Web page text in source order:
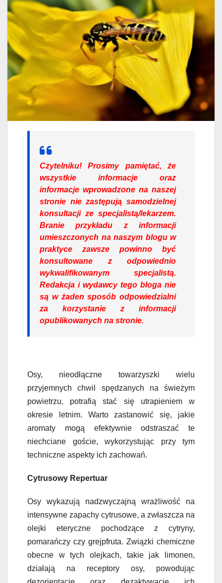
Czytelniku! Prosimy pamiętać, że
wszystkie informacje oraz
informacje wprowadzone na naszej
stronie nie zastępują samodzielnej
konsultacji ze specjalistą/lekarzem.
Branie przykładu z informacji
umieszczonych na naszym blogu w
praktyce zawsze powinno być
konsultowane z odpowiednio
wykwalifikowanym specjalistą.
Redakcja i wydawcy tego bloga nie
są w żaden sposób odpowiedzialni
za korzystanie z informacji
opublikowanych na stronie.
Osy, nieodłączne towarzyszki wielu
przyjemnych chwil spędzanych na świeżym
powietrzu, potrafią stać się utrapieniem w
okresie letnim. Warto zastanowić się, jakie
aromaty mogą efektywnie odstraszać te
niechciane goście, wykorzystując przy tym
techniczne aspekty ich zachowań.
Cytrusowy Repertuar
Osy wykazują nadzwyczajną wrażliwość na
intensywne zapachy cytrusowe, a zwłaszcza na
olejki eteryczne pochodzące z cytryny,
pomarańczy czy grejpfruta. Związki chemiczne
obecne w tych olejkach, takie jak limonen,
działają na receptory osy, powodując